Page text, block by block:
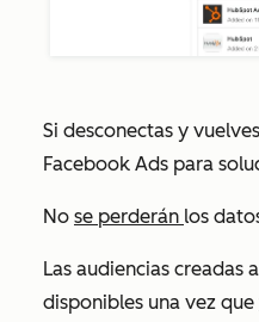
Si desconectas y
Facebook Ads para
No se perderán los
Las audiencias creadas
disponibles una vez que